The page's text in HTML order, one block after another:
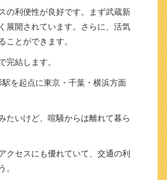
の利便性が良好です。まず武蔵新
展開されています。さらに、活気
ことができます。
完結します。
を起点に東京・千葉・横浜方面
たいけど、喧騒からは離れて暮ら
クセスにも優れていて、交通の利
。